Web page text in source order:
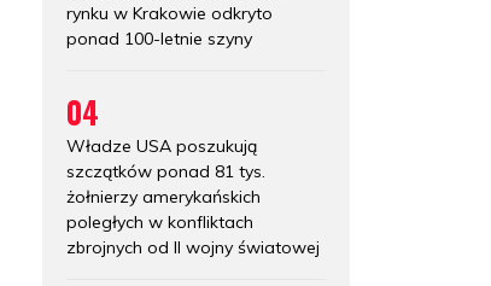
rynku w Krakowie odkryto
ponad 100-letnie szyny
04
Władze USA poszukują
szczątków ponad 81 tys.
żołnierzy amerykańskich
poległych w konfliktach
zbrojnych od II wojny światowej